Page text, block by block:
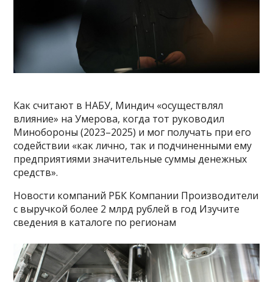
Как считают в НАБУ, Миндич «осуществлял
влияние» на Умерова, когда тот руководил
Минобороны (2023–2025) и мог получать при его
содействии «как лично, так и подчиненными ему
предприятиями значительные суммы денежных
средств».
Новости компаний РБК Компании Производители
с выручкой более 2 млрд рублей в год Изучите
сведения в каталоге по регионам